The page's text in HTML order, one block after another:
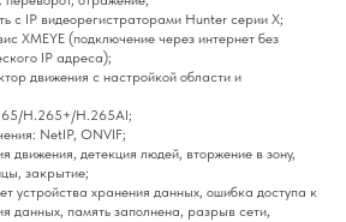
с IP видеорегистраторами Hunter серии X;
XMEYE (подключение через интернет без
IP адреса);
движения с настройкой области и
H.265+/H.265AI;
NetIP, ONVIF;
движения, детекция людей, вторжение в зону,
закрытие;
устройства хранения данных, ошибка доступа к
данных, память заполнена, разрыв сети,